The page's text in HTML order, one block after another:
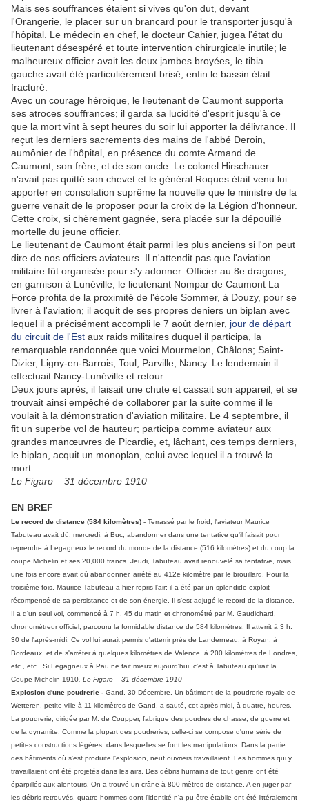
Mais ses souffrances étaient si vives qu'on dut, devant
l'Orangerie, le placer sur un brancard pour le transporter jusqu'à
l'hôpital. Le médecin en chef, le docteur Cahier, jugea l'état du
lieutenant désespéré et toute intervention chirurgicale inutile; le
malheureux officier avait les deux jambes broyées, le tibia
gauche avait été particulièrement brisé; enfin le bassin était
fracturé.
Avec un courage héroïque, le lieutenant de Caumont supporta
ses atroces souffrances; il garda sa lucidité d'esprit jusqu'à ce
que la mort vînt à sept heures du soir lui apporter la délivrance. Il
reçut les derniers sacrements des mains de l'abbé Deroin,
aumônier de l'hôpital, en présence du comte Armand de
Caumont, son frère, et de son oncle. Le colonel Hirschauer
n'avait pas quitté son chevet et le général Roques était venu lui
apporter en consolation suprême la nouvelle que le ministre de la
guerre venait de le proposer pour la croix de la Légion d'honneur.
Cette croix, si chèrement gagnée, sera placée sur la dépouillé
mortelle du jeune officier.
Le lieutenant de Caumont était parmi les plus anciens si l'on peut
dire de nos officiers aviateurs. Il n'attendit pas que l'aviation
militaire fût organisée pour s'y adonner. Officier au 8e dragons,
en garnison à Lunéville, le lieutenant Nompar de Caumont La
Force profita de la proximité de l'école Sommer, à Douzy, pour se
livrer à l'aviation; il acquit de ses propres deniers un biplan avec
lequel il a précisément accompli le 7 août dernier, jour de départ
du circuit de l'Est aux raids militaires duquel il participa, la
remarquable randonnée que voici Mourmelon, Châlons; Saint-
Dizier, Ligny-en-Barrois; Toul, Parville, Nancy. Le lendemain il
effectuait Nancy-Lunéville et retour.
Deux jours après, il faisait une chute et cassait son appareil, et se
trouvait ainsi empêché de collaborer par la suite comme il le
voulait à la démonstration d'aviation militaire. Le 4 septembre, il
fit un superbe vol de hauteur; participa comme aviateur aux
grandes manœuvres de Picardie, et, lâchant, ces temps derniers,
le biplan, acquit un monoplan, celui avec lequel il a trouvé la
mort.
Le Figaro – 31 décembre 1910
EN BREF
Le record de distance (584 kilomètres) - Terrassé par le froid, l'aviateur Maurice
Tabuteau avait dû, mercredi, à Buc, abandonner dans une tentative qu'il faisait pour
reprendre à Legagneux le record du monde de la distance (516 kilomètres) et du coup la
coupe Michelin et ses 20,000 francs. Jeudi, Tabuteau avait renouvelé sa tentative, mais
une fois encore avait dû abandonner, arrêté au 412e kilomètre par le brouillard. Pour la
troisième fois, Maurice Tabuteau a hier repris l'air; il a été par un splendide exploit
récompensé de sa persistance et de son énergie. Il s'est adjugé le record de la distance.
Il a d'un seul vol, commencé à 7 h. 45 du matin et chronométré par M. Gaudichard,
chronométreur officiel, parcouru la formidable distance de 584 kilomètres. Il atterrit à 3 h.
30 de l'après-midi. Ce vol lui aurait permis d'atterrir près de Landerneau, à Royan, à
Bordeaux, et de s'arrêter à quelques kilomètres de Valence, à 200 kilomètres de Londres,
etc., etc...Si Legagneux à Pau ne fait mieux aujourd'hui, c'est à Tabuteau qu'irait la
Coupe Michelin 1910 . Le Figaro – 31 décembre 1910
Explosion d'une poudrerie - Gand, 30 Décembre. Un bâtiment de la poudrerie royale de
Wetteren, petite ville à 11 kilomètres de Gand, a sauté, cet après-midi, à quatre, heures.
La poudrerie, dirigée par M. de Coupper, fabrique des poudres de chasse, de guerre et
de la dynamite. Comme la plupart des poudreries, celle-ci se compose d'une série de
petites constructions légères, dans lesquelles se font les manipulations. Dans la partie
des bâtiments où s'est produite l'explosion, neuf ouvriers travaillaient. Les hommes qui y
travaillaient ont été projetés dans les airs. Des débris humains de tout genre ont été
éparpillés aux alentours. On a trouvé un crâne à 800 mètres de distance. A en juger par
les débris retrouvés, quatre hommes dont l'identité n'a pu être établie ont été littéralement